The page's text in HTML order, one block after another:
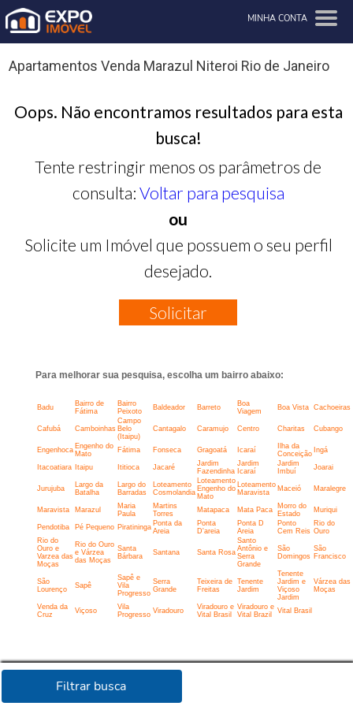
MINHA CONTA
Filtrar busca
Apartamentos Venda Marazul Niteroi Rio de Janeiro
Oops. Não encontramos resultados para esta
busca!
Tente restringir menos os parâmetros de
consulta: Voltar para pesquisa
ou
Solicite um Imóvel que possuem o seu perfil
desejado.
Solicitar
Para melhorar sua pesquisa, escolha um bairro abaixo:
Badu
Bairro de
Fátima
Bairro
Peixoto
Baldeador Barreto
Boa
Viagem
Boa Vista Cachoeiras
Cafubá Camboinhas
Campo
Belo
(Itaipu)
Cantagalo Caramujo Centro Charitas Cubango
Engenhoca Engenho do
Mato
Fátima Fonseca Gragoatá Icaraí
Ilha da
Conceição Ingá
Itacoatiara Itaipu Ititioca Jacaré
Jardim
Fazendinha
Jardim
Icaraí
Jardim
Imbuí
Joarai
Jurujuba
Largo da
Batalha
Largo do
Barradas
Loteamento
Cosmolandia
Loteamento
Engenho do
Mato
Loteamento
Maravista
Maceió Maralegre
Maravista Marazul
Maria
Paula
Martins
Torres
Matapaca Mata Paca
Morro do
Estado
Muriqui
Pendotiba Pé Pequeno Piratininga Ponta da
Areia
Ponta
D'areia
Ponta D
Areia
Ponto
Cem Reis
Rio do
Ouro
Rio do
Ouro e
Varzea das
Moças
Rio do Ouro
e Várzea
das Moças
Santa
Bárbara
Santana Santa Rosa
Santo
Antônio e
Serra
Grande
São
Domingos
São
Francisco
São
Lourenço
Sapê
Sapê e
Vila
Progresso
Serra
Grande
Teixeira de
Freitas
Tenente
Jardim
Tenente
Jardim e
Viçoso
Jardim
Várzea das
Moças
Venda da
Cruz
Viçoso
Vila
Progresso Viradouro
Viradouro e
Vital Brasil
Viradouro e
Vital Brazil
Vital Brasil